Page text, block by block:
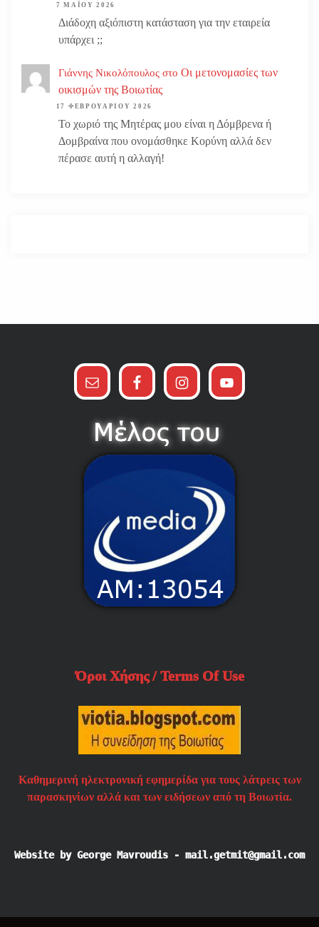
7 ΜΑΪ́ΟΥ 2026
Διάδοχη αξιόπιστη κατάσταση για την εταιρεία
υπάρχει ;;
Γιάννης Νικολόπουλος στο Οι μετονομασίες των
οικισμών της Βοιωτίας
17 ΦΕΒΡΟΥΑΡΊΟΥ 2026
Το χωριό της Μητέρας μου είναι η Δόμβρενα ή
Δομβραίνα που ονομάσθηκε Κορύνη αλλά δεν
πέρασε αυτή η αλλαγή!
Όροι Χήσης / Terms Of Use
Καθημερινή ηλεκτρονική εφημερίδα για τους λάτρεις των
παρασκηνίων αλλά και των ειδήσεων από τη Βοιωτία.
Website by George Mavroudis - mail.getmit@gmail.com